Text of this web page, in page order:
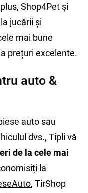
Shop4Pet și
jucării și
mai bune
prețuri excelente.
auto &
auto sau
dvs., Tipli vă
de la cele mai
la
, TirShop